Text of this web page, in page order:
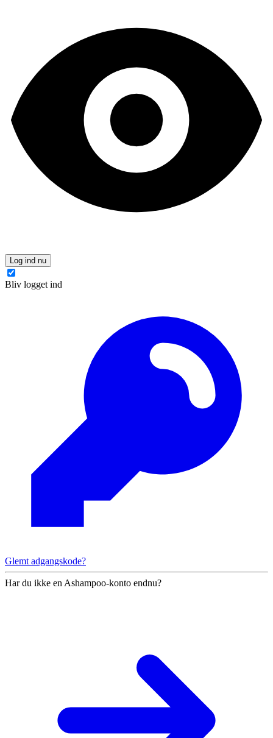
Log ind nu
Bliv logget ind
Glemt adgangskode?
Har du ikke en Ashampoo-konto endnu?